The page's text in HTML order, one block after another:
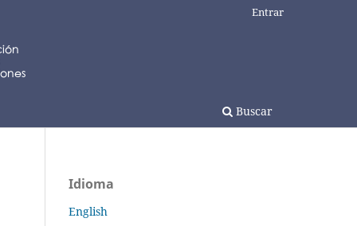
Buscar
Entrar
Idioma
English